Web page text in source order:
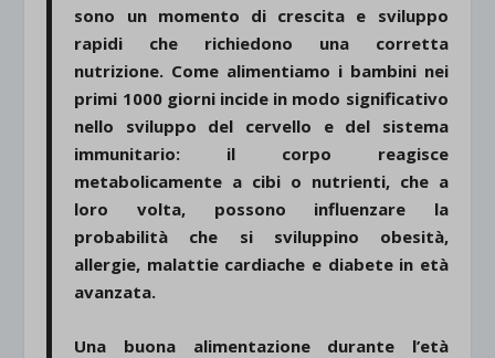
sono un momento di crescita e sviluppo
rapidi che richiedono una corretta
nutrizione. Come alimentiamo i bambini nei
primi 1000 giorni incide in modo significativo
nello sviluppo del cervello e del sistema
immunitario: il corpo reagisce
metabolicamente a cibi o nutrienti, che a
loro volta, possono influenzare la
probabilità che si sviluppino obesità,
allergie, malattie cardiache e diabete in età
avanzata.
Una buona alimentazione durante l’età